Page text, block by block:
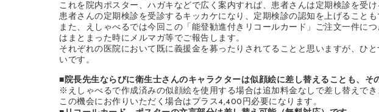
これを院内ポスター、ハガキなどで広く案内すれば、患者さんは定期検診を受け
患者さんの定期検診を受診するキッカケになり、定期検診の認知を上げることも
また、えしゃべるでは今回この「能登勧進付きリコールカード」ご注文一件に
はまとまった時にメルマガ等でご報告します。
それぞれの医院において既に義援金を募ったりされてることと思いますが、ひ
いです。
■院長先生ならびに衛生士さんのキャラクターは似顔絵に差し替えることも、そ
※えしゃべるで作成済みの似顔絵を使用する場合は追加料金なしで差し替えでき
この機会にお作りいただく場合はプラス4,400円必要になります。